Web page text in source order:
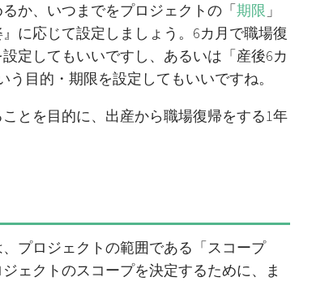
るか、いつまでをプロジェクトの「期限 」
に応じて設定しましょう。6カ月で職場復
定してもいいですし、あるいは「産後6カ
目的・期限を設定してもいいですね。
とを目的に、出産から職場復帰をする1年
プロジェクトの範囲である「スコープ
ェクトのスコープを決定するために、ま